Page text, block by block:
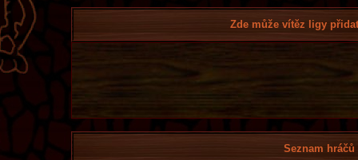
Zde může vítěz ligy
Seznam